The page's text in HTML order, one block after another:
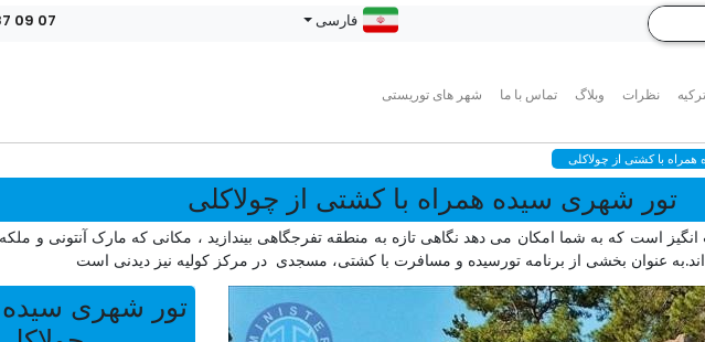
نظرات وبلاگ تماس با ما شهر های توریستی
فارسی 09 07
با کشتی از چولاکلی
تور شهری سیده همراه با کشتی از چولاکلی
است که به شما امکان می دهد نگاهی تازه به منطقه تفرجگاهی بیندازید ، مکانی که مارک آنتونی و ملکه
عنوان بخشی از برنامه تورسیده و مسافرت با کشتی، مسجدی در مرکز کولیه نیز دیدنی است
تور شهری سیده